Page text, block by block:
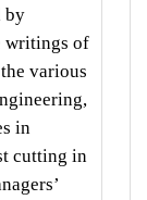
by
writings of
various
in
cutting in